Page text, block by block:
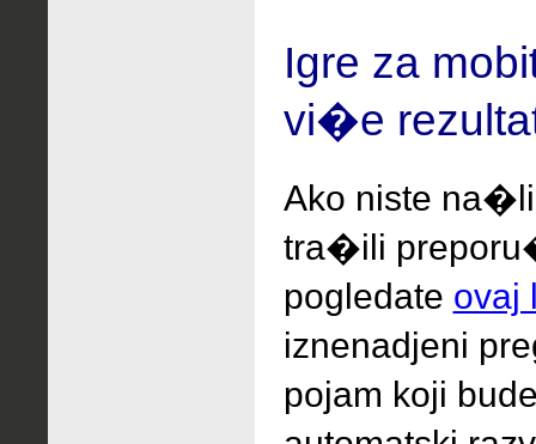
Igre za
vi�e
Ako niste
tra�ili
pogledate ovaj
iznenadjeni
pojam koji